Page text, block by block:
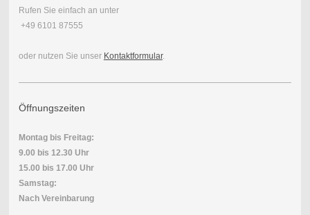
Rufen Sie einfach an unter
+49 6101 87555
oder nutzen Sie unser Kontaktformular.
Öffnungszeiten
Montag bis Freitag:
9.00 bis 12.30 Uhr
15.00 bis 17.00 Uhr
Samstag:
Nach Vereinbarung